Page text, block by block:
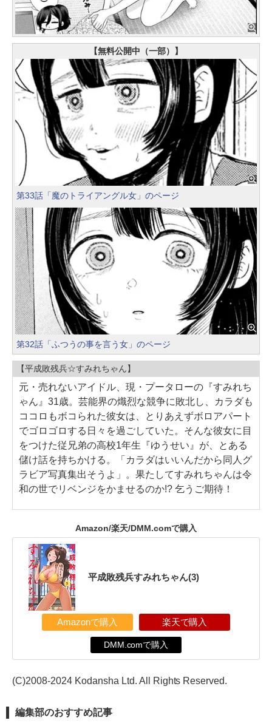
【無料公開中（一部）】
第33話「魔のトライアングル女」のページ
第32話「ふつうの事を言う女」のページ
【平成敗残兵☆すみれちゃん】
元・売れないアイドル、現・プータローの『すみれち
ゃん』31歳。芸能界の熾烈な競争に敗北し、カラダも
ココロもボコられた彼女は、とりあえずボロアパート
でゴロゴロする日々を過ごしていた。そんな彼女に目
をつけた従兄弟の高校1年生『ゆうせい』が、とある
儲け話を持ちかける。「カラダはいいんだから同人グ
ラビア写真集出そうよ」。果たしてすみれちゃんは令
和の世でリベンジをかませるのか!? 乞うご期待！
Amazon/楽天/DMM.comで購入
平成敗残兵すみれちゃん(3)
Amazonで購入 楽天で購入
DMM.comで購入
(C)2008-2024 Kodansha Ltd. All Rights Reserved.
編集部のおすすめ記事